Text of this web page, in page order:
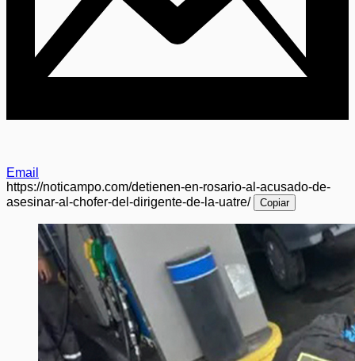
Email
https://noticampo.com/detienen-en-rosario-al-acusado-de-
asesinar-al-chofer-del-dirigente-de-la-uatre/
Copiar